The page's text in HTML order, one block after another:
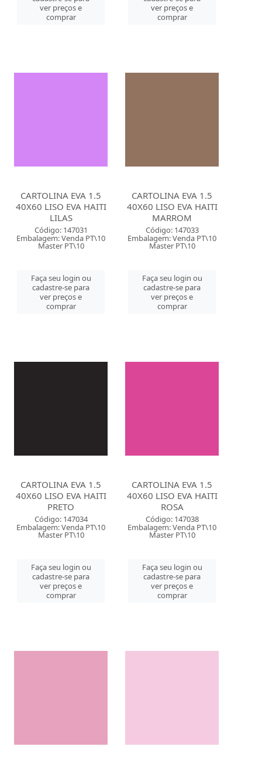
ver preços e
comprar
ver preços e
comprar
CARTOLINA EVA 1.5
40X60 LISO EVA HAITI
LILAS
Código: 147031
Embalagem: Venda PT\10
Master PT\10
Faça seu login ou
cadastre-se para
ver preços e
comprar
CARTOLINA EVA 1.5
40X60 LISO EVA HAITI
MARROM
Código: 147033
Embalagem: Venda PT\10
Master PT\10
Faça seu login ou
cadastre-se para
ver preços e
comprar
CARTOLINA EVA 1.5
40X60 LISO EVA HAITI
PRETO
Código: 147034
Embalagem: Venda PT\10
Master PT\10
Faça seu login ou
cadastre-se para
ver preços e
comprar
CARTOLINA EVA 1.5
40X60 LISO EVA HAITI
ROSA
Código: 147038
Embalagem: Venda PT\10
Master PT\10
Faça seu login ou
cadastre-se para
ver preços e
comprar